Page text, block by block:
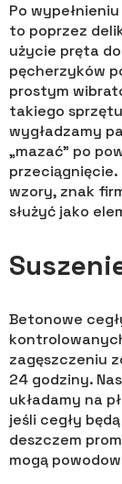
Po
to poprzez
użycie pręta
pęcherzyków
prostym
takiego
wygładzamy
„mazać” po
wzory, znak
służyć jako
Betonowe
zagęszczeniu
24 godziny.
układamy na
jeśli cegły
deszczem
mogą